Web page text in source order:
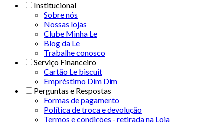
Institucional
Sobre nós
Nossas lojas
Clube Minha Le
Blog da Le
Trabalhe conosco
Serviço Financeiro
Cartão Le biscuit
Empréstimo Dim Dim
Perguntas e Respostas
Formas de pagamento
Política de troca e devolução
Termos e condições - retirada na Loja